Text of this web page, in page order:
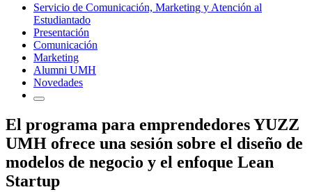
Servicio de Comunicación, Marketing y Atención al
Estudiantado
Presentación
Comunicación
Marketing
Alumni UMH
Novedades
El programa para emprendedores YUZZ
UMH ofrece una sesión sobre el diseño de
modelos de negocio y el enfoque Lean
Startup